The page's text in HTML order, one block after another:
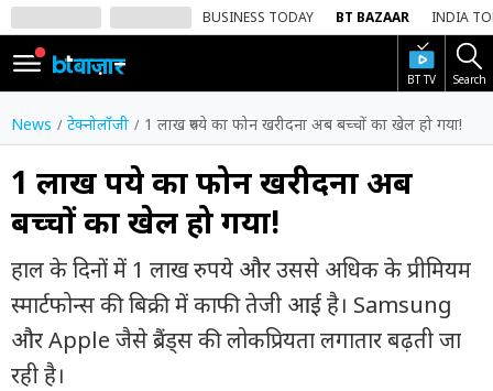
BUSINESS TODAY BT BAZAAR INDIA
BT TV Search
SIGN
IN
Dark
Mode
होम
शेयर
बाज़ार
वीडियो
News टेक्नोलॉजी 1 लाख रुपये का फोन खरीदना अब बच्चों का खेल हो गया!
1 लाख रुपये का फोन खरीदना अब
बच्चों का खेल हो गया!
हाल के दिनों में 1 लाख रुपये और उससे अधिक के प्रीमियम
स्मार्टफोन्स की बिक्री में काफी तेजी आई है। Samsung
और Apple जैसे ब्रैंड्स की लोकप्रियता लगातार बढ़ती जा
रही है।